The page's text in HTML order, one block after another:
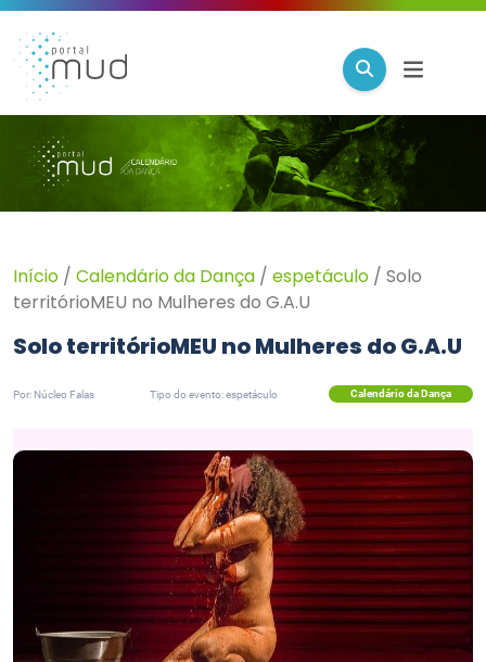
Início / Calendário da Dança / espetáculo / Solo
territórioMEU no Mulheres do G.A.U
Solo territórioMEU no Mulheres do G.A.U
Por: Núcleo Falas Tipo do evento: espetáculo Calendário da Dança